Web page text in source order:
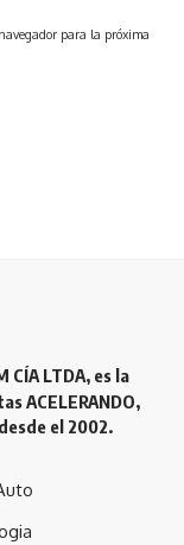
para la próxima
CÍA LTDA, es la
ACELERANDO,
el 2002.